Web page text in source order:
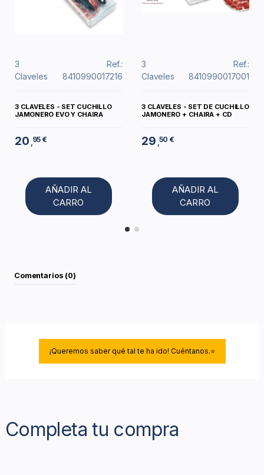
3
Claveles
Ref.:
8410990017216
3 CLAVELES - SET CUCHILLO
JAMONERO EVO Y CHAIRA
20 95 €
AÑADIR AL
CARRO
3
Claveles
Ref.:
8410990017001
3 CLAVELES - SET DE CUCHILLO
JAMONERO + CHAIRA + CD
29 ,50 €
AÑADIR AL
CARRO
Comentarios (0)
¡Queremos saber qué tal te ha ido! Cuéntanos.⭐
Completa tu compra